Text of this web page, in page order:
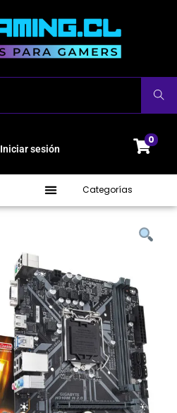
Buscar
Iniciar sesión
0
Categorías